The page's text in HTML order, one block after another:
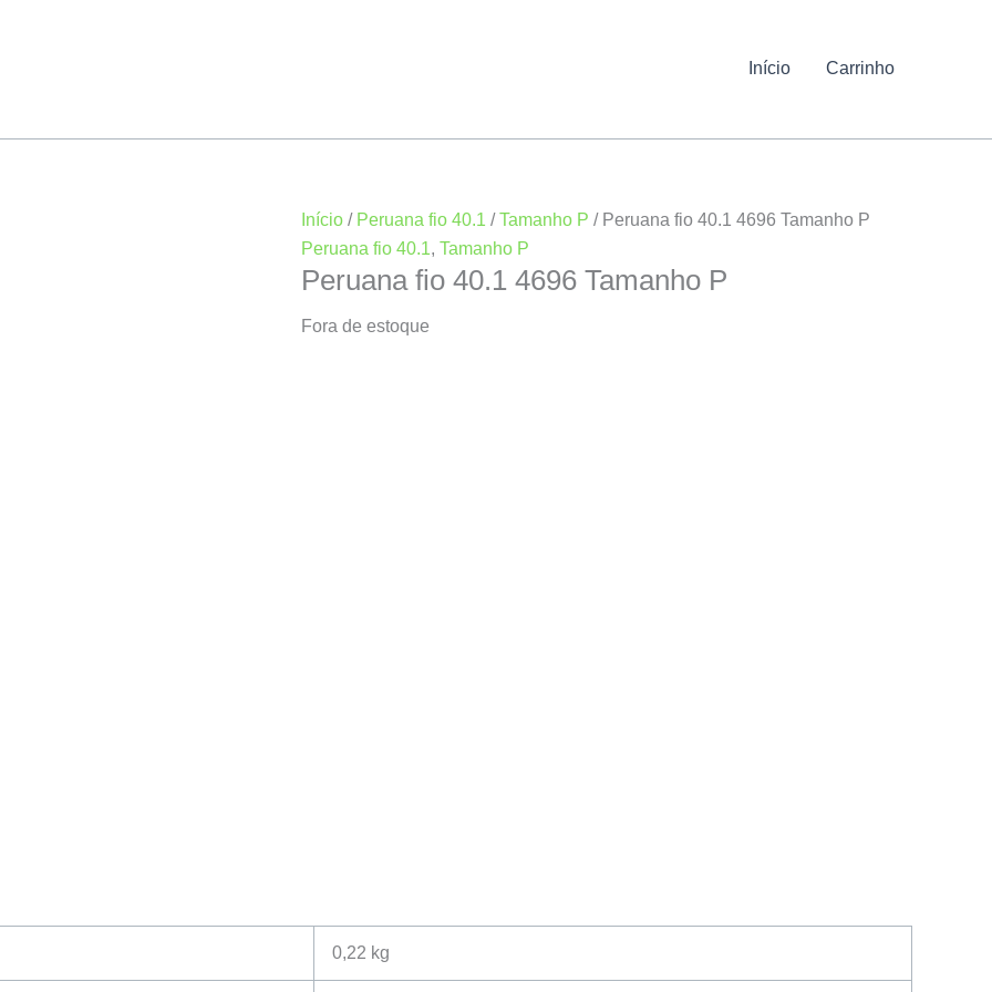
Início Carrinho
Início / Peruana fio 40.1 /Tamanho P / Peruana fio 40.1 4696 Tamanho P
Peruana fio 40.1, Tamanho P
Peruana fio 40.1 4696 Tamanho P
Fora de estoque
0,22 kg